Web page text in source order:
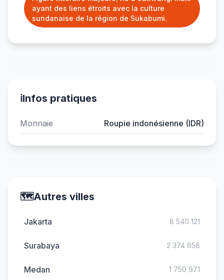
ayant des liens étroits avec la culture
sundanaise de la région de Sukabumi.
ℹ️Infos pratiques
Monnaie Roupie indonésienne (IDR)
🗺️Autres villes
Jakarta 8 540 121
Surabaya 2 374 658
Medan 1 750 971